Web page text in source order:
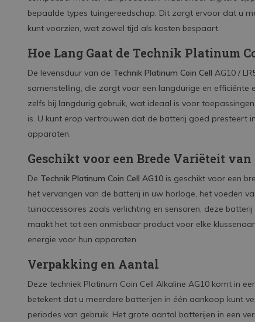
bepaalde types tuingereedschap. Dit zorgt ervoor dat u
kunt voorzien, wat zowel tijd als kosten bespaart.
Hoe Lang Gaat de Technik Platinum
De levensduur van de Technik Platinum Coin Cell AG10 /
samenstelling, die zorgt voor een langdurige en efficiënte
zelfs bij langdurig gebruik, wat ideaal is voor
is. U kunt erop vertrouwen dat de batterij goed presteert
apparaten.
Geschikt voor een Brede Variëteit
De Technik Platinum Coin Cell AG10 is geschikt voor een
het vervangen van de batterij in uw horloge, het voeden
tuinaccessoires zoals verlichting en sensoren, deze
maakt het tot een onmisbaar product voor elke
energie voor hun apparaten.
Verpakking en Aantal
Deze techniek Platinum Coin Cell Alkaline AG10 komt in
betekent dat u meerdere batterijen in één aankoop kunt
periodes van gebruik. Het grote aantal batterijen in een